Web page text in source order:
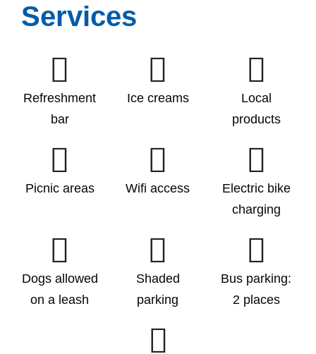
Services
Refreshment
bar
Ice creams
Local
products
Picnic areas Wifi access
Electric bike
charging
Dogs allowed
on a leash
Shaded
parking
Bus parking:
2 places